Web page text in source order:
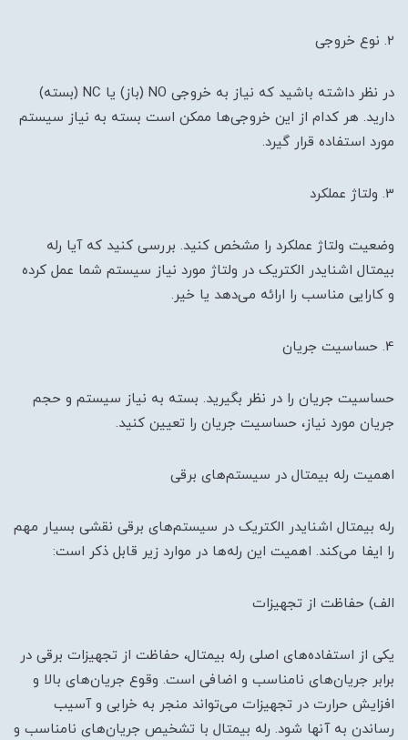
2. نوع خروجی
در نظر داشته باشید که نیاز به خروجی NO (باز) یا NC (بسته)
دارید. هر کدام از این خروجی‌ها ممکن است بسته به نیاز سیستم
مورد استفاده قرار گیرد.
3. ولتاژ عملکرد
وضعیت ولتاژ عملکرد را مشخص کنید. بررسی کنید که آیا رله
بیمتال اشنایدر الکتریک در ولتاژ مورد نیاز سیستم شما عمل کرده
و کارایی مناسب را ارائه می‌دهد یا خیر.
4. حساسیت جریان
حساسیت جریان را در نظر بگیرید. بسته به نیاز سیستم و حجم
جریان مورد نیاز، حساسیت جریان را تعیین کنید.
اهمیت رله بیمتال در سیستم‌های برقی
رله بیمتال اشنایدر الکتریک در سیستم‌های برقی نقشی بسیار مهم
را ایفا می‌کند. اهمیت این رله‌ها در موارد زیر قابل ذکر است:
الف) حفاظت از تجهیزات
یکی از استفاده‌های اصلی رله بیمتال، حفاظت از تجهیزات برقی در
برابر جریان‌های نامناسب و اضافی است. وقوع جریان‌های بالا و
افزایش حرارت در تجهیزات می‌تواند منجر به خرابی و آسیب
رساندن به آنها شود. رله بیمتال با تشخیص جریان‌های نامناسب و